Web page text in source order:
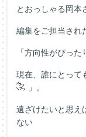
とおっしゃる岡本
編集をご担当され
「方向性がぴっ
現在、誰にとって
」。
遠ざけたいと思え
ない